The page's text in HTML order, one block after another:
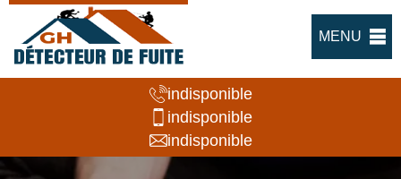
MENU
indisponible
indisponible
indisponible